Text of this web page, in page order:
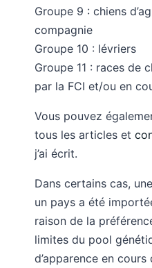
Groupe 9 : chiens
compagnie
Groupe 10 : lévriers
Groupe 11 : races de
par la FCI et/ou en
Vous pouvez
tous les articles et
j’ai écrit.
Dans certains cas,
un pays a été
raison de la
limites du pool
d’apparence en